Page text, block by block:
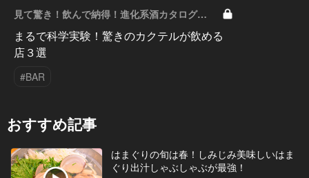
見て驚き！飲んで納得！進化系酒カタログ
まるで科学実験！驚きのカクテルが飲める
店３選
#BAR
おすすめ記事
はまぐりの旬は春！しみじみ美味しいはま
ぐり出汁しゃぶしゃぶが最強！